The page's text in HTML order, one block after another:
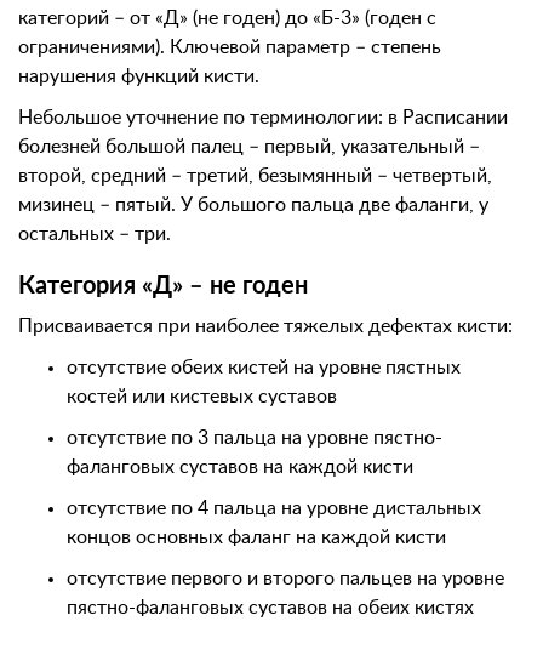
категорий – от «Д» (не годен) до «Б-3» (годен с
ограничениями). Ключевой параметр – степень
нарушения функций кисти.
Небольшое уточнение по терминологии: в Расписании
болезней большой палец – первый, указательный –
второй, средний – третий, безымянный – четвертый,
мизинец – пятый. У большого пальца две фаланги, у
остальных – три.
Категория «Д» – не годен
Присваивается при наиболее тяжелых дефектах кисти:
отсутствие обеих кистей на уровне пястных
костей или кистевых суставов
отсутствие по 3 пальца на уровне пястно-
фаланговых суставов на каждой кисти
отсутствие по 4 пальца на уровне дистальных
концов основных фаланг на каждой кисти
отсутствие первого и второго пальцев на уровне
пястно-фаланговых суставов на обеих кистях